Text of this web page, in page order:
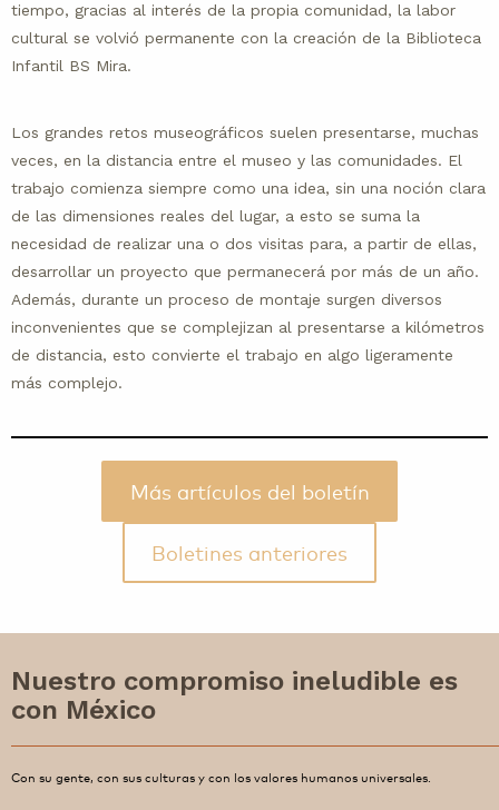
tiempo, gracias al interés de la propia comunidad, la labor
cultural se volvió permanente con la creación de la Biblioteca
Infantil BS Mira.
Los grandes retos museográficos suelen presentarse, muchas
veces, en la distancia entre el museo y las comunidades. El
trabajo comienza siempre como una idea, sin una noción clara
de las dimensiones reales del lugar, a esto se suma la
necesidad de realizar una o dos visitas para, a partir de ellas,
desarrollar un proyecto que permanecerá por más de un año.
Además, durante un proceso de montaje surgen diversos
inconvenientes que se complejizan al presentarse a kilómetros
de distancia, esto convierte el trabajo en algo ligeramente
más complejo.
Más artículos del boletín
Boletines anteriores
Nuestro compromiso ineludible es
con México
Con su gente, con sus culturas y con los valores humanos universales.